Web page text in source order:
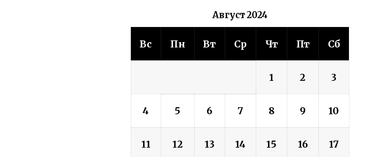
Август 2024
Вс Пн Вт Ср Чт Пт Сб
1 2 3
4 5 6 7 8 9 10
11 12 13 14 15 16 17